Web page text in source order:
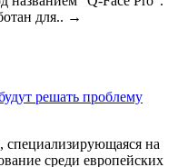
для.. →
решать проблему
специализирующаяся на
среди европейских